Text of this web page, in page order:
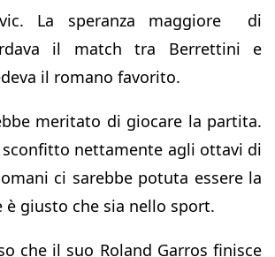
La speranza maggiore di
il match tra Berrettini e
il romano favorito.
meritato di giocare la partita.
sconfitto nettamente agli ottavi di
ci sarebbe potuta essere la
è giusto che sia nello sport.
che il suo Roland Garros finisce